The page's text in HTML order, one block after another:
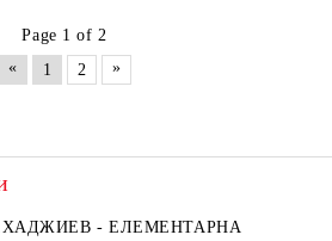
Page 1 of 2
«
1 2 »
- ЕЛЕМЕНТАРНА